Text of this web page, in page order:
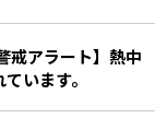
戒アラート】熱中
います。